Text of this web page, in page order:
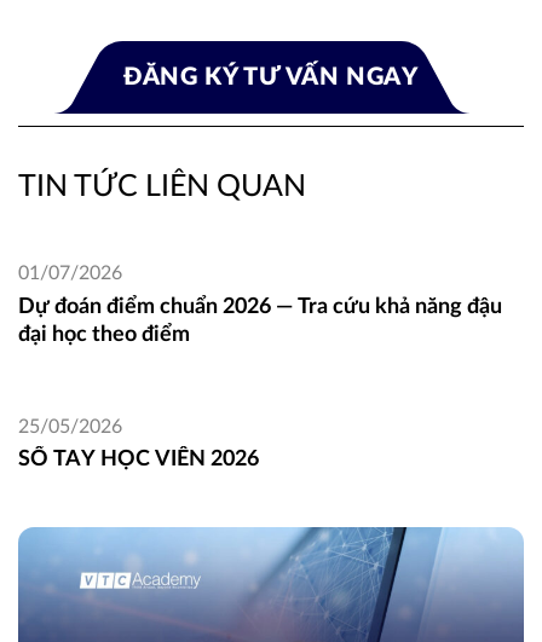
TIN TỨC LIÊN QUAN
Dự đoán điểm chuẩn 2026 — Tra cứu khả năng đậu
đại học theo điểm
01/07/2026
SỔ TAY HỌC VIÊN 2026
25/05/2026